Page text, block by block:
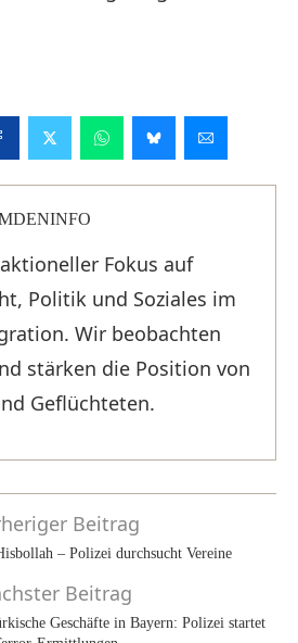
Fokus auf
Politik und Soziales im
Wir beobachten
stärken die Position von
Geflüchteten.
Beitrag
– Polizei durchsucht Vereine
Beitrag
Geschäfte in Bayern: Polizei startet